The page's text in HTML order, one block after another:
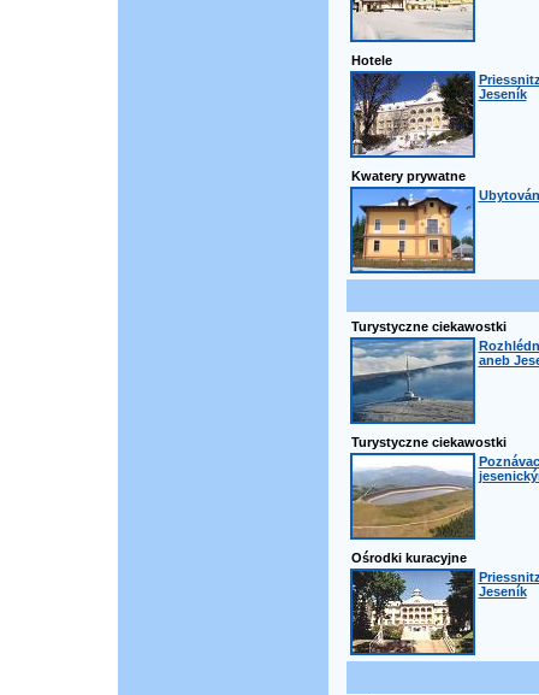
Hotele
Jeseník
Kwatery prywatne
Turystyczne ciekawostki
aneb
Turystyczne ciekawostki
Ośrodki kuracyjne
Jeseník